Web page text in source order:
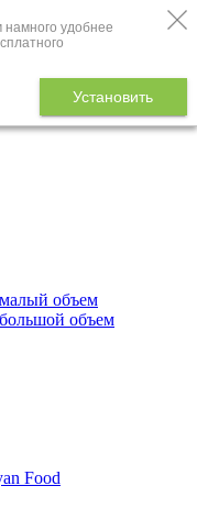
удобнее
Установить
объем
объем
Food